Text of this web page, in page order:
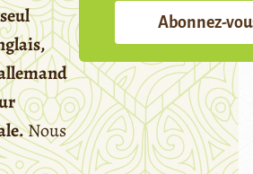
Nous
Abonnez-